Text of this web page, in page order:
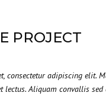
PROJECT
consectetur adipiscing elit.
lectus. Aliquam convallis sed